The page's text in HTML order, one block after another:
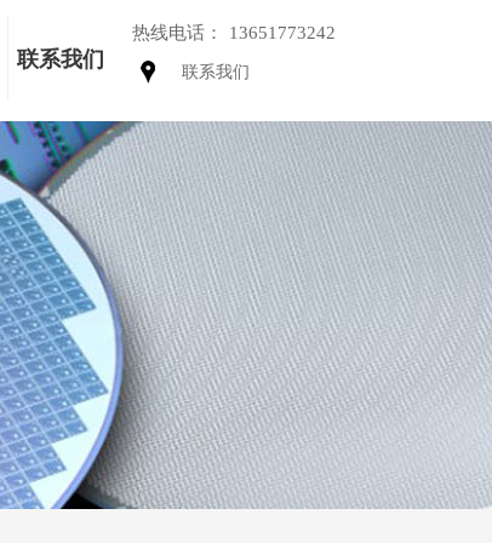
联系我们
热线电话： 13651773242
联系我们